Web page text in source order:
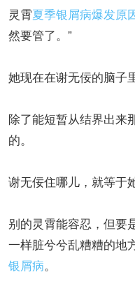
灵霄夏季银屑病爆发原
然要管了。”
她现在在谢无佞的脑子
除了能短暂从结界出来
的。
谢无佞住哪儿，就等于
别的灵霄能容忍，但要
一样脏兮兮乱糟糟的地
银屑病。